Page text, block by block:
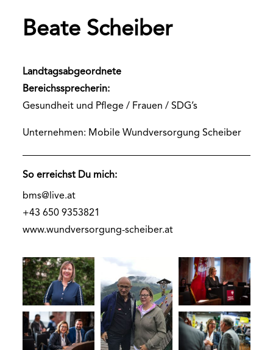
Beate Scheiber
Landtagsabgeordnete
Bereichssprecherin:
Gesundheit und Pflege / Frauen / SDG’s
Unternehmen: Mobile Wundversorgung Scheiber
So erreichst Du mich:
bms@live.at
+43 650 9353821
www.wundversorgung-scheiber.at